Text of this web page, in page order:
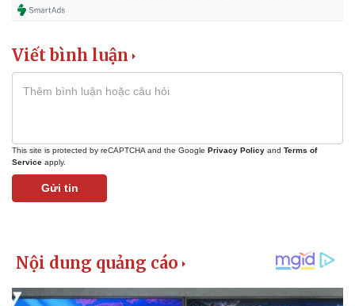
Viết bình luận
This site is protected by reCAPTCHA and the Google Privacy Policy and Terms of
Service apply.
Gửi tin